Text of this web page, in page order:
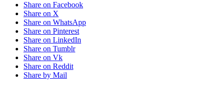
Share on Facebook
Share on X
Share on WhatsApp
Share on Pinterest
Share on LinkedIn
Share on Tumblr
Share on Vk
Share on Reddit
Share by Mail